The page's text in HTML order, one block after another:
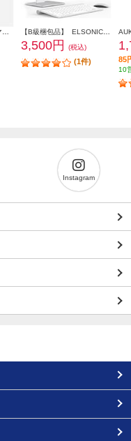
3,500円 (税込)
(1件) 85
10
Instagram